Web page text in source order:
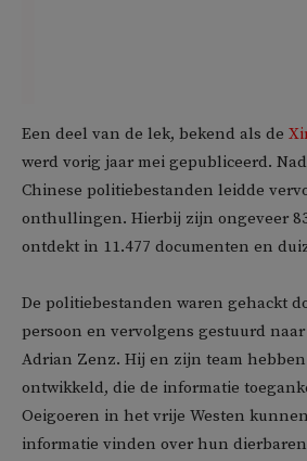
Een deel van de lek, bekend als de
werd vorig jaar mei gepubliceerd.
Chinese politiebestanden leidde
onthullingen. Hierbij zijn ongeveer
ontdekt in 11.477 documenten en
De politiebestanden waren gehackt
persoon en vervolgens gestuurd
Adrian Zenz. Hij en zijn team
ontwikkeld, die de informatie
Oeigoeren in het vrije Westen
informatie vinden over hun